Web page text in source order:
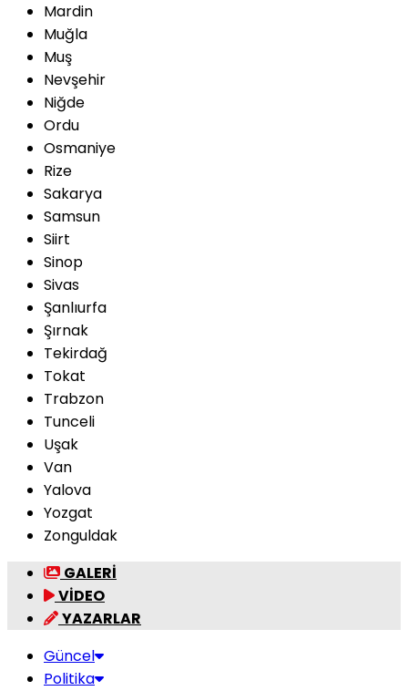
Mardin
Muğla
Muş
Nevşehir
Niğde
Ordu
Osmaniye
Rize
Sakarya
Samsun
Siirt
Sinop
Sivas
Şanlıurfa
Şırnak
Tekirdağ
Tokat
Trabzon
Tunceli
Uşak
Van
Yalova
Yozgat
Zonguldak
GALERİ
VİDEO
YAZARLAR
Güncel
Politika